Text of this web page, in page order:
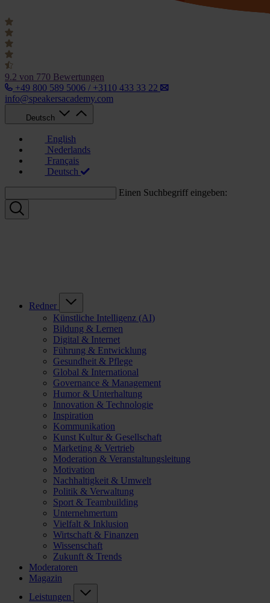
9.2 von 770 Bewertungen
+49 800 589 5006 / +3110 433 33 22
info@speakersacademy.com
Deutsch
English
Nederlands
Français
Deutsch
Einen Suchbegriff eingeben:
Redner
Künstliche Intelligenz (AI)
Bildung & Lernen
Digital & Internet
Führung & Entwicklung
Gesundheit & Pflege
Global & International
Governance & Management
Humor & Unterhaltung
Innovation & Technologie
Inspiration
Kommunikation
Kunst Kultur & Gesellschaft
Marketing & Vertrieb
Moderation & Veranstaltungsleitung
Motivation
Nachhaltigkeit & Umwelt
Politik & Verwaltung
Sport & Teambuilding
Unternehmertum
Vielfalt & Inklusion
Wirtschaft & Finanzen
Wissenschaft
Zukunft & Trends
Moderatoren
Magazin
Leistungen